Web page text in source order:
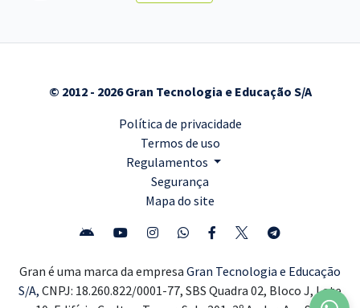
© 2012 - 2026 Gran Tecnologia e Educação S/A
Política de privacidade
Termos de uso
Regulamentos
Segurança
Mapa do site
Gran é uma marca da empresa Gran Tecnologia e Educação
S/A, CNPJ: 18.260.822/0001-77, SBS Quadra 02, Bloco J, Lote